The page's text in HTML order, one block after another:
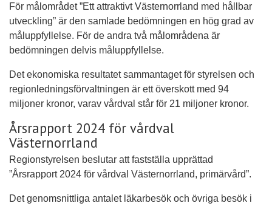
För målområdet ”Ett attraktivt Västernorrland med hållbar
utveckling” är den samlade bedömningen en hög grad av
måluppfyllelse. För de andra två målområdena är
bedömningen delvis måluppfyllelse.
Det ekonomiska resultatet sammantaget för styrelsen och
regionledningsförvaltningen är ett överskott med 94
miljoner kronor, varav vårdval står för 21 miljoner kronor.
Årsrapport 2024 för vårdval
Västernorrland
Regionstyrelsen beslutar att fastställa upprättad
”Årsrapport 2024 för vårdval Västernorrland, primärvård”.
Det genomsnittliga antalet läkarbesök och övriga besök i